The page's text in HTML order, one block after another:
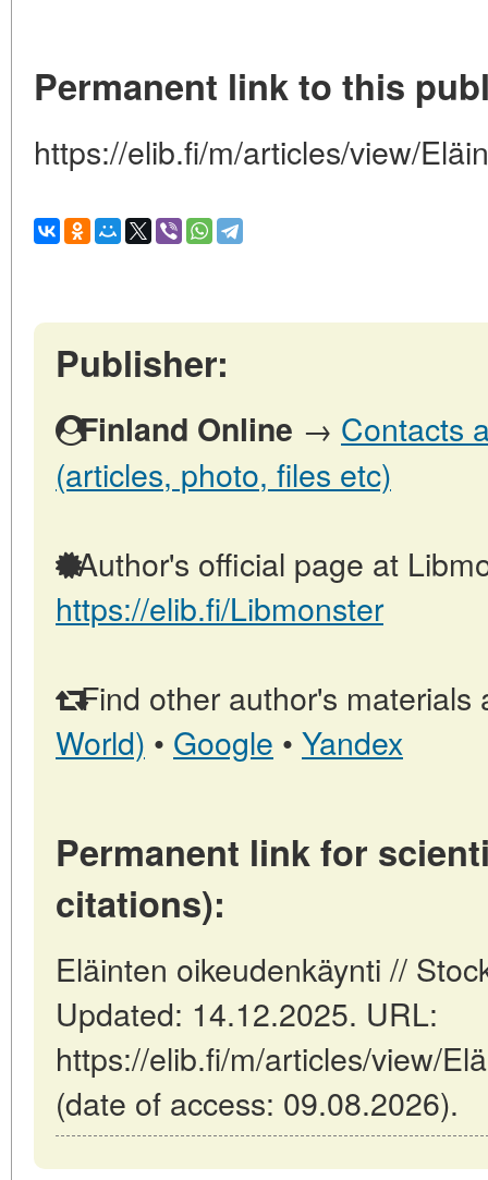
Permanent link to this
https://elib.fi/m/articles/view/
Publisher:
Finland Online → Contacts
(articles, photo, files etc)
Author's official page at
https://elib.fi/Libmonster
Find other author's materials
World) • Google • Yandex
Permanent link for
citations):
Eläinten oikeudenkäynti //
Updated: 14.12.2025. URL:
https://elib.fi/m/articles/view/
(date of access: 09.08.2026).